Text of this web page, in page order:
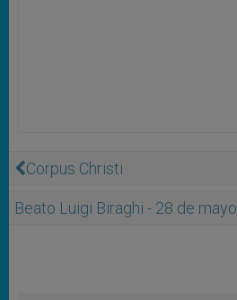
Corpus Christi
Beato Luigi Biraghi - 28 de mayo